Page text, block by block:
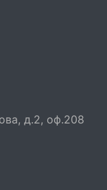
д.2, оф.208